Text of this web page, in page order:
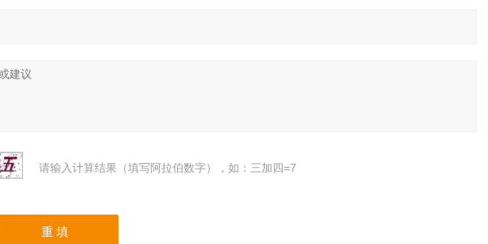
请输入计算结果（填写阿拉伯数字），如：三加四=7